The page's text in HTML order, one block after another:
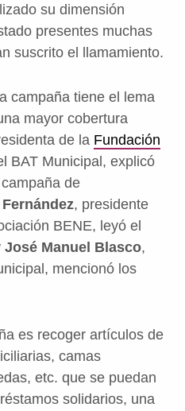
su dimensión
presentes muchas
suscrito el llamamiento.
campaña tiene el lema
mayor cobertura
de la Fundación
BAT Municipal, explicó
de
, presidente
BENE, leyó el
José Manuel Blasco,
mencionó los
es recoger artículos de
camas
etc. que se puedan
solidarios, una